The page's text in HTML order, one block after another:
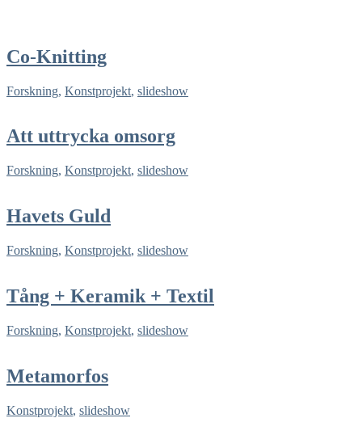
Co-Knitting
Forskning, Konstprojekt, slideshow
Att uttrycka omsorg
Forskning, Konstprojekt, slideshow
Havets Guld
Forskning, Konstprojekt, slideshow
Tång + Keramik + Textil
Forskning, Konstprojekt, slideshow
Metamorfos
Konstprojekt, slideshow